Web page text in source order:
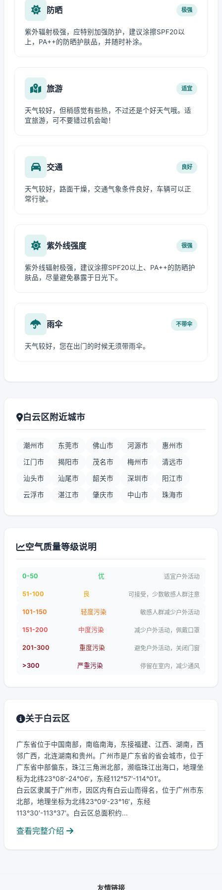
防晒 极强
紫外辐射极强，应特别加强防护，建议涂擦SPF20以
上，PA++的防晒护肤品，并随时补涂。
旅游 适宜
天气较好，但稍感觉有些热，不过还是个好天气哦。适
宜旅游，可不要错过机会呦！
交通 良好
天气较好，路面干燥，交通气象条件良好，车辆可以正
常行驶。
紫外线强度 很强
紫外线辐射极强，建议涂擦SPF20以上、PA++的防晒护
肤品，尽量避免暴露于日光下。
雨伞 不带伞
天气较好，您在出门的时候无须带雨伞。
白云区附近城市
潮州市 东莞市 佛山市 河源市 惠州市
江门市 揭阳市 茂名市 梅州市 清远市
汕头市 汕尾市 韶关市 深圳市 阳江市
云浮市 湛江市 肇庆市 中山市 珠海市
空气质量等级说明
0-50 优 适宜户外活动
51-100 良 可接受，少数敏感人群注意
101-150 轻度污染 敏感人群减少户外活动
151-200 中度污染 减少户外活动，佩戴口罩
201-300 重度污染 避免户外活动，关闭门窗
>300 严重污染 停留在室内，减少通风
关于白云区
广东省位于中国南部，南临南海，东接福建、江西、湖南，西
邻广西，北连湖南和贵州。广州市是广东省的省会城市，位于
广东省中部偏东，珠江三角洲北部，濒临珠江出海口，地理坐
标为北纬23°08′-24°06′，东经112°57′-114°01′。
白云区隶属于广州市，因区内有白云山而得名，位于广州市东
北部，地理坐标为北纬23°09′-23°16′，东经
113°30′-113°37′。白云区总面积约...
查看完整介绍
友情链接